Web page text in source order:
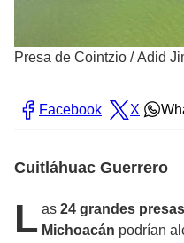
Presa de Cointzio /Adid
Facebook X
Cuitláhuac Guerrero
L as 24 grandes presas
Michoacán podrían